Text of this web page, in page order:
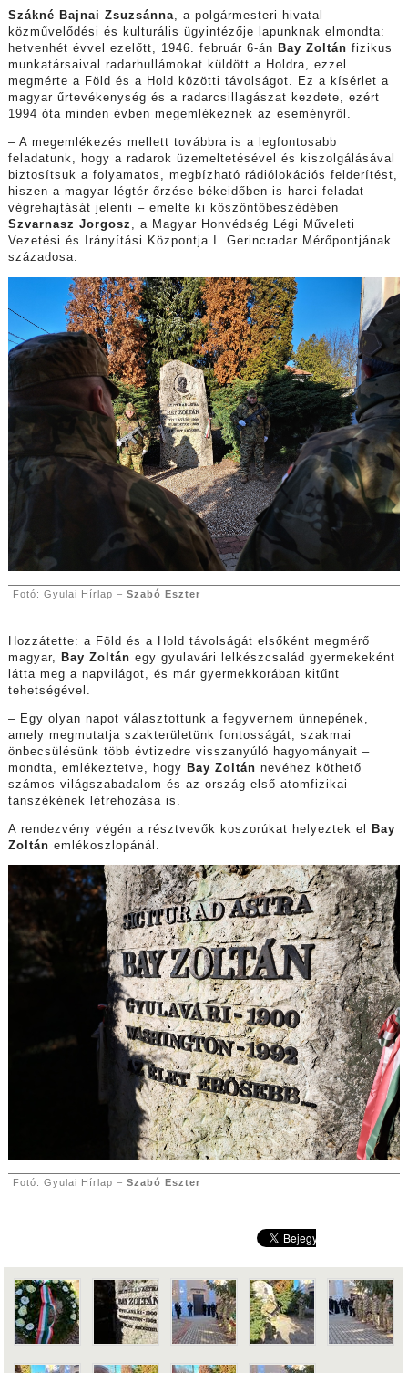
Szákné Bajnai Zsuzsánna, a polgármesteri hivatal
közművelődési és kulturális ügyintézője lapunknak elmondta:
hetvenhét évvel ezelőtt, 1946. február 6-án Bay Zoltán fizikus
munkatársaival radarhullámokat küldött a Holdra, ezzel
megmérte a Föld és a Hold közötti távolságot. Ez a kísérlet a
magyar űrtevékenység és a radarcsillagászat kezdete, ezért
1994 óta minden évben megemlékeznek az eseményről.
– A megemlékezés mellett továbbra is a legfontosabb
feladatunk, hogy a radarok üzemeltetésével és kiszolgálásával
biztosítsuk a folyamatos, megbízható rádiólokációs felderítést,
hiszen a magyar légtér őrzése békeidőben is harci feladat
végrehajtását jelenti – emelte ki köszöntőbeszédében
Szvarnasz Jorgosz , a Magyar Honvédség Légi Műveleti
Vezetési és Irányítási KözpontjaI. Gerincradar Mérőpontjának
századosa.
Fotó: Gyulai Hírlap – Szabó Eszter
Hozzátette: a Föld és a Hold távolságát elsőként megmérő
magyar,
Bay Zoltán egy gyulavári lelkészcsalád gyermekeként
látta meg a napvilágot, és már gyermekkorában kitűnt
tehetségével.
– Egy olyan napot választottunk a fegyvernem ünnepének,
amely megmutatja szakterületünk fontosságát, szakmai
önbecsülésünk több évtizedre visszanyúló hagyományait –
mondta, emlékeztetve, hogy Bay Zoltán nevéhez köthető
számos világszabadalom és az ország első atomfizikai
tanszékének létrehozása is.
A rendezvény végén a résztvevők koszorúkat helyeztek el
Bay
Zoltán emlékoszlopánál.
Fotó: Gyulai Hírlap – Szabó Eszter